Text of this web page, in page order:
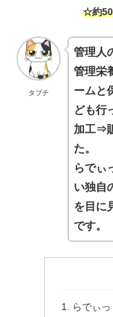
☆約
タブチ
管理人
管理栄
ームと
ども行
加工⇒
た。
らでぃ
い独自
を目に
です。
らでぃ